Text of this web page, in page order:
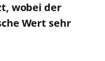
wobei der
Wert sehr